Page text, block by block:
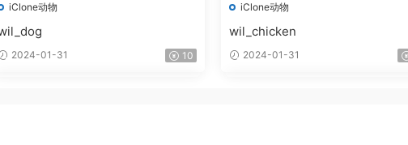
iClone动物
2024-01-31 10
iClone动物
wil_chicken
2024-01-31